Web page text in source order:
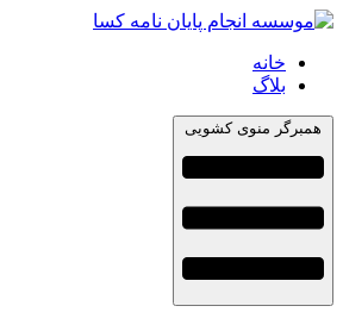
خانه
بلاگ
همبرگر منوی کشویی